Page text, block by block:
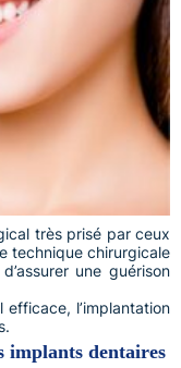
très prisé par ceux
technique chirurgicale
une guérison
efficace, l’implantation
implants dentaires